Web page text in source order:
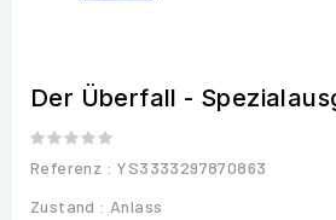
Der Überfall -
Referenz : YS3333297870863
Zustand : Anlass